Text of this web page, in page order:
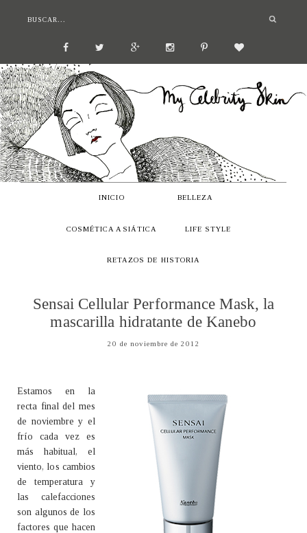
INICIO BELLEZA
COSMÉTICA ASIÁTICA LIFE STYLE
RETAZOS DE HISTORIA
Sensai Cellular Performance Mask, la
mascarilla hidratante de Kanebo
20 de noviembre de 2012
Estamos en la
recta final del mes
de noviembre y el
frío cada vez es
más habitual, el
viento, los cambios
de temperatura y
las calefacciones
son algunos de los
factores que hacen